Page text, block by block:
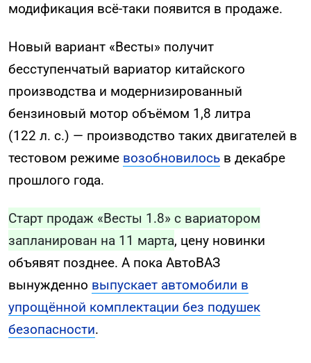
модификация всё-таки появится в продаже.
Новый вариант «Весты» получит
бесступенчатый вариатор китайского
производства и модернизированный
бензиновый мотор объёмом 1,8 литра
(122 л. с.) — производство таких двигателей в
тестовом режиме возобновилось в декабре
прошлого года.
Старт продаж «Весты 1.8» с вариатором
запланирован на 11 марта, цену новинки
объявят позднее. А пока АвтоВАЗ
вынужденно выпускает автомобили в
упрощённой комплектации без подушек
безопасности.